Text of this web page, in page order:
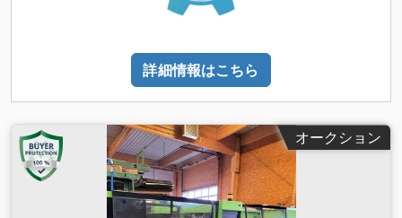
詳細情報はこちら
オークション